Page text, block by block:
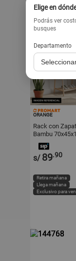
ORANGE
Rack con
Bambu
Orange
s/ 89.90
Retira mañana
Llega mañana
Exclusivo para
Elige en
Podrás ver
busques
Departamento